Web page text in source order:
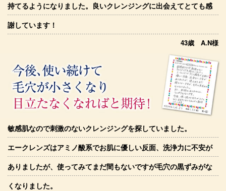
持てるようになりました。良いクレンジングに出会えてとても感
謝しています！
43歳 A.N様
敏感肌なので刺激のないクレンジングを探していました。
エークレンズはアミノ酸系でお肌に優しい反面、洗浄力に不安が
ありましたが、使ってみてまだ間もないですが毛穴の黒ずみがな
くなりました。